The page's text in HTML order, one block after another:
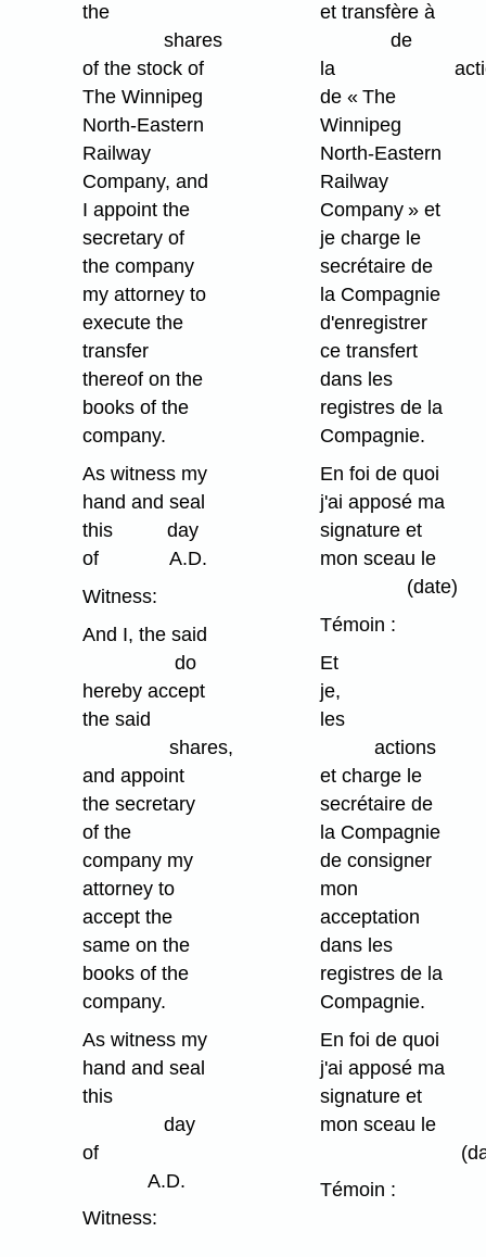
the
shares
of the stock of
The Winnipeg
North-Eastern
Railway
Company, and
I appoint the
secretary of
the company
my attorney to
execute the
transfer
thereof on the
books of the
company.
As witness my
hand and seal
this day
of A.D.
Witness:
And I, the said
do
hereby accept
the said
shares,
and appoint
the secretary
of the
company my
attorney to
accept the
same on the
books of the
company.
As witness my
hand and seal
this
day
of
A.D.
Witness:
et transfère à
de
la
de « The
Winnipeg
North-Eastern
Railway
Company » et
je charge le
secrétaire de
la Compagnie
d'enregistrer
ce transfert
dans les
registres de la
Compagnie.
En foi de quoi
j'ai apposé ma
signature et
mon sceau le
(date)
Témoin :
Et
je,
les
actions
et charge le
secrétaire de
la Compagnie
de consigner
mon
acceptation
dans les
registres de la
Compagnie.
En foi de quoi
j'ai apposé ma
signature et
mon sceau le
Témoin :